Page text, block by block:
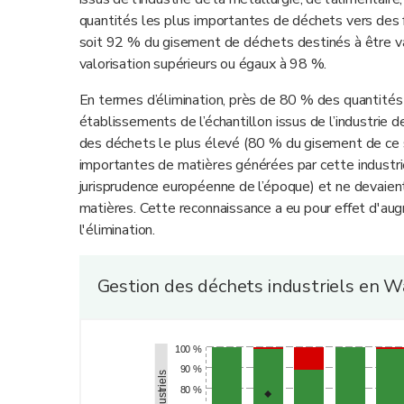
quantités les plus importantes de déchets vers
soit 92 % du gisement de déchets destinés à être
valorisation supérieurs ou égaux à 98 %.
En termes d’élimination, près de 80 % des
établissements de l’échantillon issus de l’industrie
des déchets le plus élevé (80 % du gisement de
importantes de matières générées par cette
jurisprudence européenne de l’époque) et ne
matières. Cette reconnaissance a eu pour effet
l'élimination.
Gestion des déchets industriels en
80 %
90 %
100 %